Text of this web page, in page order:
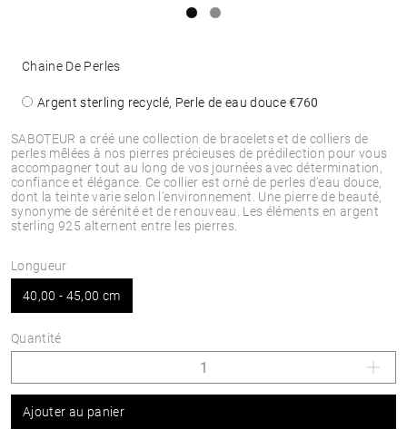
SABOTEUR a créé une collection de bracelets et de colliers de
perles mêlées à nos pierres précieuses de prédilection pour vous
accompagner tout au long de vos journées avec détermination,
confiance et élégance. Ce collier est orné de perles d’eau douce,
dont la teinte varie selon l’environnement. Une pierre de beauté,
synonyme de sérénité et de renouveau. Les éléments en argent
sterling 925 alternent entre les pierres.
Chaine De Perles
Argent sterling recyclé, Perle de eau douce€760
Longueur
40,00 - 45,00 cm
Quantité
Ajouter au panier